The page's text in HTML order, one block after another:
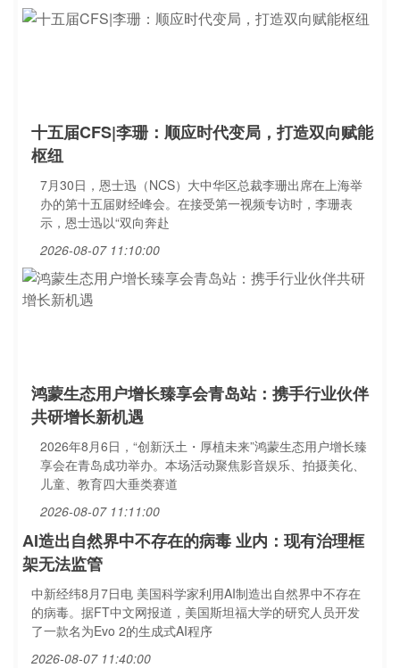
十五届CFS|李珊：顺应时代变局，打造双向赋能
枢纽
7月30日，恩士迅（NCS）大中华区总裁李珊出席在上海举
办的第十五届财经峰会。在接受第一视频专访时，李珊表
示，恩士迅以“双向奔赴
2026-08-07 11:10:00
鸿蒙生态用户增长臻享会青岛站：携手行业伙伴
共研增长新机遇
2026年8月6日，“创新沃土・厚植未来”鸿蒙生态用户增长臻
享会在青岛成功举办。本场活动聚焦影音娱乐、拍摄美化、
儿童、教育四大垂类赛道
2026-08-07 11:11:00
AI造出自然界中不存在的病毒 业内：现有治理框
架无法监管
中新经纬8月7日电 美国科学家利用AI制造出自然界中不存在
的病毒。据FT中文网报道，美国斯坦福大学的研究人员开发
了一款名为Evo 2的生成式AI程序
2026-08-07 11:40:00